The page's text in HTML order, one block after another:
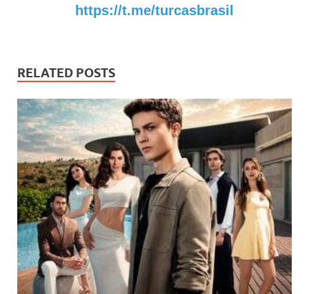
https://t.me/turcasbrasil
RELATED POSTS